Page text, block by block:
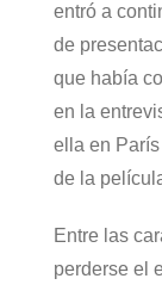
entró a
de
que había
en la
ella en
de la
Entre las
perderse el